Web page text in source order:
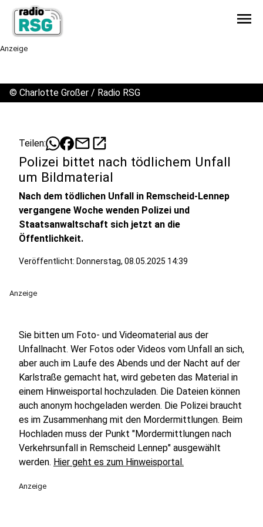
menu
Anzeige
© Charlotte Großer / Radio RSG
Teilen: mailopen_in_new
Polizei bittet nach tödlichem Unfall
um Bildmaterial
Nach dem tödlichen Unfall in Remscheid-Lennep
vergangene Woche wenden Polizei und
Staatsanwaltschaft sich jetzt an die
Öffentlichkeit.
Veröffentlicht: Donnerstag, 08.05.2025 14:39
Anzeige
Sie bitten um Foto- und Videomaterial aus der
Unfallnacht. Wer Fotos oder Videos vom Unfall an sich,
aber auch im Laufe des Abends und der Nacht auf der
Karlstraße gemacht hat, wird gebeten das Material in
einem Hinweisportal hochzuladen. Die Dateien können
auch anonym hochgeladen werden. Die Polizei braucht
es im Zusammenhang mit den Mordermittlungen. Beim
Hochladen muss der Punkt "Mordermittlungen nach
Verkehrsunfall in Remscheid Lennep" ausgewählt
werden. Hier geht es zum Hinweisportal.
Anzeige